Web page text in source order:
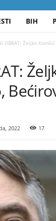
BIH
OBRAT: Željko
2022 17